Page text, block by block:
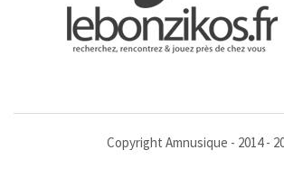
Copyright Amnusique - 2014 -